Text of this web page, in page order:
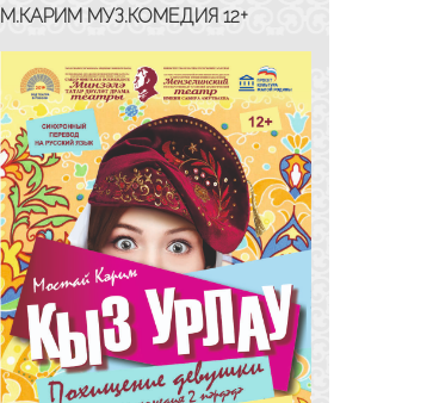
М.КАРИМ МУЗ.КОМЕДИЯ 12+